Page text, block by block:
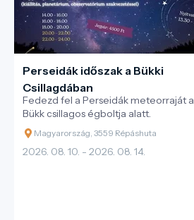
Perseidák időszak a Bükki
Csillagdában
Fedezd fel a Perseidák meteorraját a
Bükk csillagos égboltja alatt.
Magyarország, 3559 Répáshuta
2026. 08. 10. - 2026. 08. 14.